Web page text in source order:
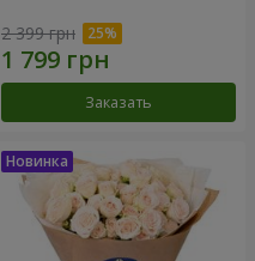
2 399 грн
Заказать